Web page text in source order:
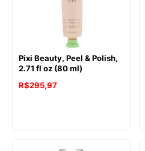
Pixi Beauty, Peel & Polish,
2.71 fl oz (80 ml)
R$295,97